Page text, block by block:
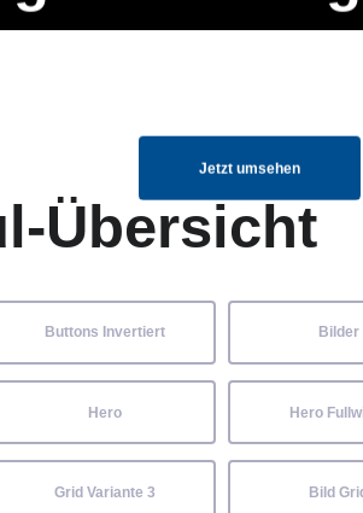
Jetzt umsehen
Übersicht
Buttons Invertiert Bilder
Hero Hero
Grid Variante 3 Bild